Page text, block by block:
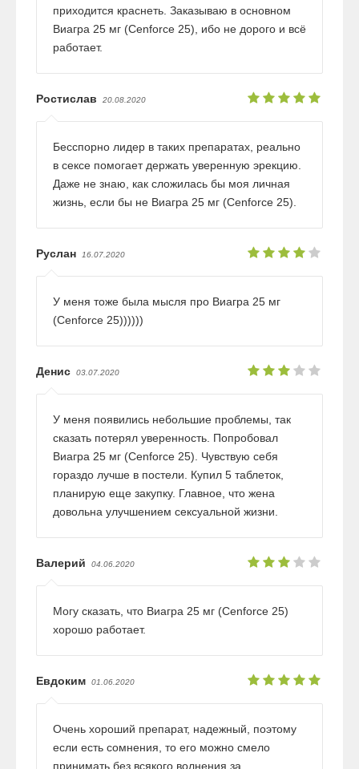
приходится краснеть. Заказываю в основном
Виагра 25 мг (Cenforce 25), ибо не дорого и всё
работает.
Ростислав 20.08.2020
Бесспорно лидер в таких препаратах, реально
в сексе помогает держать уверенную эрекцию.
Даже не знаю, как сложилась бы моя личная
жизнь, если бы не Виагра 25 мг (Cenforce 25).
Руслан 16.07.2020
У меня тоже была мысля про Виагра 25 мг
(Cenforce 25))))))
Денис 03.07.2020
У меня появились небольшие проблемы, так
сказать потерял уверенность. Попробовал
Виагра 25 мг (Cenforce 25). Чувствую себя
гораздо лучше в постели. Купил 5 таблеток,
планирую еще закупку. Главное, что жена
довольна улучшением сексуальной жизни.
Валерий 04.06.2020
Могу сказать, что Виагра 25 мг (Cenforce 25)
хорошо работает.
Евдоким 01.06.2020
Очень хороший препарат, надежный, поэтому
если есть сомнения, то его можно смело
принимать без всякого волнения за